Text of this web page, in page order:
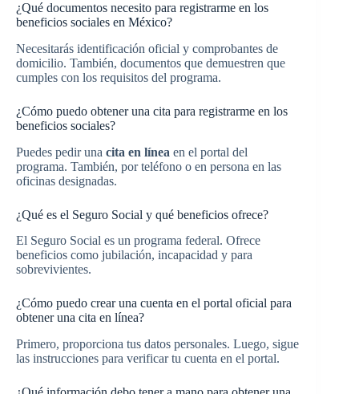
¿Qué documentos necesito para registrarme en los
beneficios sociales en México?
Necesitarás identificación oficial y comprobantes de
domicilio. También, documentos que demuestren que
cumples con los requisitos del programa.
¿Cómo puedo obtener una cita para registrarme en los
beneficios sociales?
Puedes pedir una cita en línea en el portal del
programa. También, por teléfono o en persona en las
oficinas designadas.
¿Qué es el Seguro Social y qué beneficios ofrece?
El Seguro Social es un programa federal. Ofrece
beneficios como jubilación, incapacidad y para
sobrevivientes.
¿Cómo puedo crear una cuenta en el portal oficial para
obtener una cita en línea?
Primero, proporciona tus datos personales. Luego, sigue
las instrucciones para verificar tu cuenta en el portal.